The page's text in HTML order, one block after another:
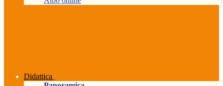
Didattica